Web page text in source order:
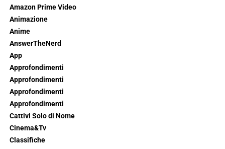
Amazon Prime Video
Animazione
Anime
AnswerTheNerd
App
Approfondimenti
Approfondimenti
Approfondimenti
Approfondimenti
Cattivi Solo di Nome
Cinema&Tv
Classifiche